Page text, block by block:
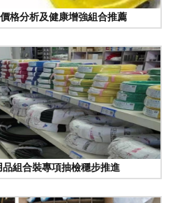
格分析及健康增強組合推薦
組合裝專項抽檢穩步推進